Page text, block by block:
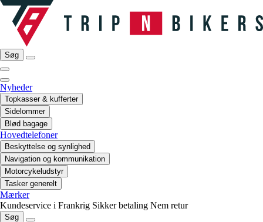
Søg
Nyheder
Topkasser & kufferter
Sidelommer
Blød bagage
Hovedtelefoner
Beskyttelse og synlighed
Navigation og kommunikation
Motorcykeludstyr
Tasker generelt
Mærker
Kundeservice i Frankrig Sikker betaling Nem retur
Søg